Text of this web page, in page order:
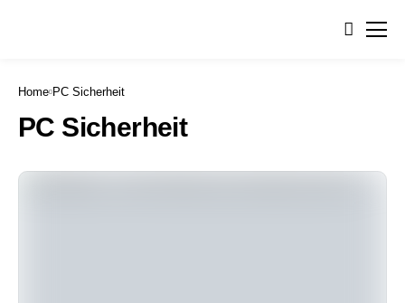
Home PC Sicherheit
PC Sicherheit